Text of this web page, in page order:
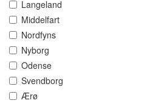
Langeland
Middelfart
Nordfyns
Nyborg
Odense
Svendborg
Ærø